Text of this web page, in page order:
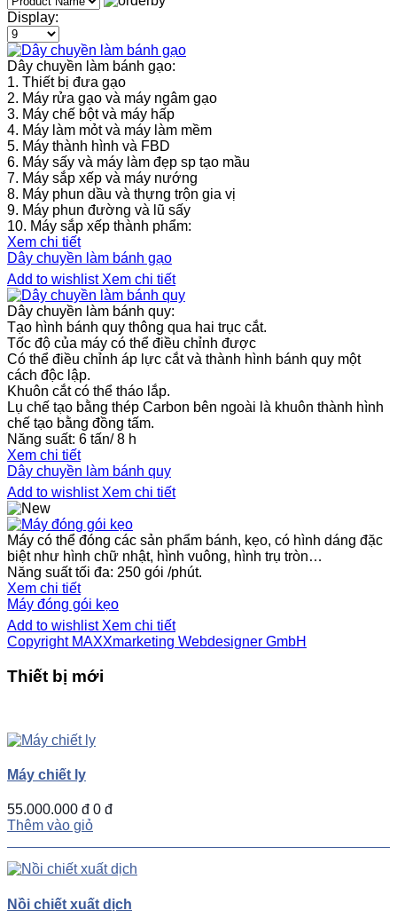
Display:
Dây chuyền làm bánh gạo:
1. Thiết bị đưa gạo
2. Máy rửa gạo và máy ngâm gạo
3. Máy chế bột và máy hấp
4. Máy làm mỏt và máy làm mềm
5. Máy thành hình và FBD
6. Máy sấy và máy làm đẹp sp tạo mầu
7. Máy sắp xếp và máy nướng
8. Máy phun dầu và thựng trộn gia vị
9. Máy phun đường và lũ sấy
10. Máy sắp xếp thành phẩm:
Xem chi tiết
Dây chuyền làm bánh gạo
Add to wishlist Xem chi tiết
Dây chuyền làm bánh quy:
Tạo hình bánh quy thông qua hai trục cắt.
Tốc độ của máy có thể điều chỉnh được
Có thể điều chỉnh áp lực cắt và thành hình bánh quy một
cách độc lập.
Khuôn cắt có thể tháo lắp.
Lụ chế tạo bằng thép Carbon bên ngoài là khuôn thành hình
chế tạo bằng đồng tấm.
Năng suất: 6 tấn/ 8 h
Xem chi tiết
Dây chuyền làm bánh quy
Add to wishlist Xem chi tiết
Máy có thể đóng các sản phẩm bánh, kẹo, có hình dáng đặc
biệt như hình chữ nhật, hình vuông, hình trụ tròn…
Năng suất tối đa: 250 gói /phút.
Xem chi tiết
Máy đóng gói kẹo
Add to wishlist Xem chi tiết
Copyright MAXXmarketing Webdesigner GmbH
Thiết bị mới
Máy chiết ly
55.000.000 đ 0 đ
Thêm vào giỏ
Nồi chiết xuất dịch